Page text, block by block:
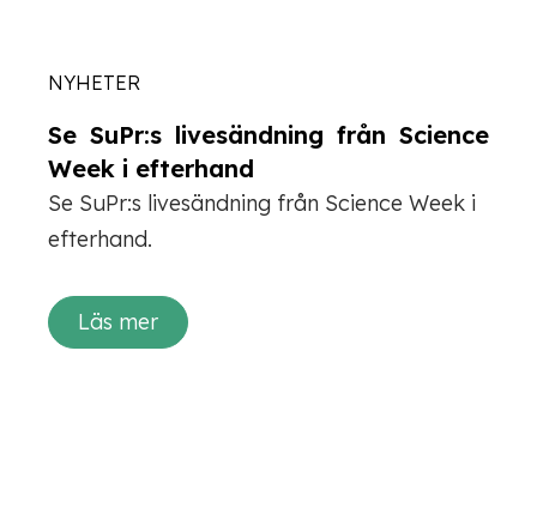
NYHETER
Se SuPr:s livesändning från Science
Week i efterhand
Se SuPr:s livesändning från Science Week i
efterhand.
Läs mer